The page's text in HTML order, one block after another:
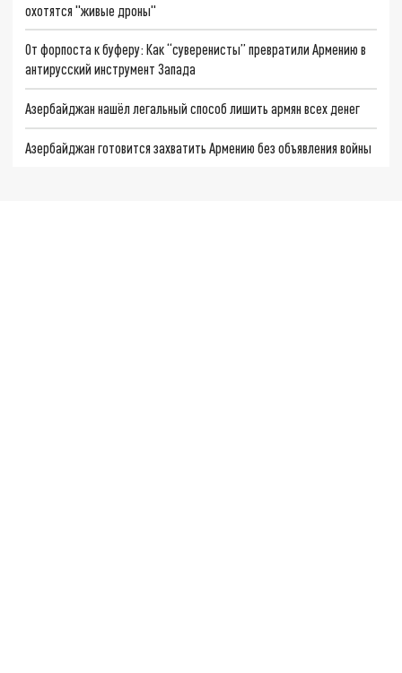
охотятся "живые дроны"
От форпоста к буферу: Как “суверенисты” превратили Армению в
антирусский инструмент Запада
Азербайджан нашёл легальный способ лишить армян всех денег
Азербайджан готовится захватить Армению без объявления войны